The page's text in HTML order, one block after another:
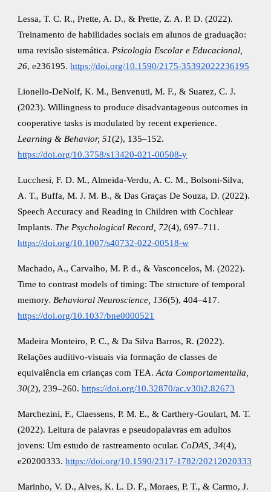
Lessa, T. C. R., Prette, A. D., & Prette, Z. A. P. D. (2022).
Treinamento de habilidades sociais em alunos de graduação:
uma revisão sistemática. Psicologia Escolar e Educacional,
26, e236195. https://doi.org/10.1590/2175-35392022236195
Lionello-DeNolf, K. M., Benvenuti, M. F., & Suarez, C. J.
(2023). Willingness to produce disadvantageous outcomes in
cooperative tasks is modulated by recent experience.
Learning & Behavior, 51(2), 135–152.
https://doi.org/10.3758/s13420-021-00508-y
Lucchesi, F. D. M., Almeida-Verdu, A. C. M., Bolsoni-Silva,
A. T., Buffa, M. J. M. B., & Das Graças De Souza, D. (2022).
Speech Accuracy and Reading in Children with Cochlear
Implants. The Psychological Record, 72(4), 697–711.
https://doi.org/10.1007/s40732-022-00518-w
Machado, A., Carvalho, M. P. d., & Vasconcelos, M. (2022).
Time to contrast models of timing: The structure of temporal
memory. Behavioral Neuroscience, 136(5), 404–417.
https://doi.org/10.1037/bne0000521
Madeira Monteiro, P. C., & Da Silva Barros, R. (2022).
Relações auditivo-visuais via formação de classes de
equivalência em crianças com TEA.Acta Comportamentalia,
30(2), 239–260. https://doi.org/10.32870/ac.v30i2.82673
Marchezini, F., Claessens, P. M. E., & Carthery-Goulart, M. T.
(2022). Leitura de palavras e pseudopalavras em adultos
jovens: Um estudo de rastreamento ocular.CoDAS, 34(4),
e20200333. https://doi.org/10.1590/2317-1782/20212020333
Marinho, V. D., Alves, K. L. D. F., Moraes, P. T., & Carmo, J.